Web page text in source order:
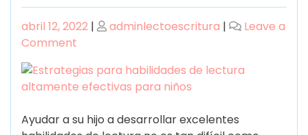
abril 12, 2022 | adminlectoescritura |
Leave a
Comment
Ayudar a su hijo a desarrollar excelentes